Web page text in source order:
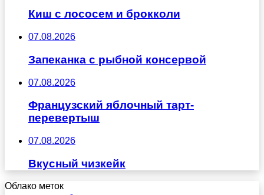
Киш с лососем и брокколи
07.08.2026
Запеканка с рыбной консервой
07.08.2026
Французский яблочный тарт-
перевертыш
07.08.2026
Вкусный чизкейк
Облако меток